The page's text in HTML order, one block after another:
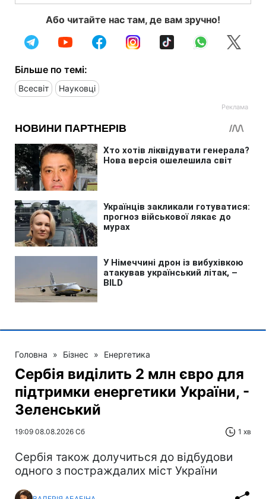
Або читайте нас там, де вам зручно!
Більше по темі:
Всесвіт Науковці
Головна » Бізнес » Енергетика
Сербія виділить 2 млн євро для
підтримки енергетики України, -
Зеленський
19:09 08.08.2026 Сб 1 хв
Сербія також долучиться до відбудови
одного з постраждалих міст України